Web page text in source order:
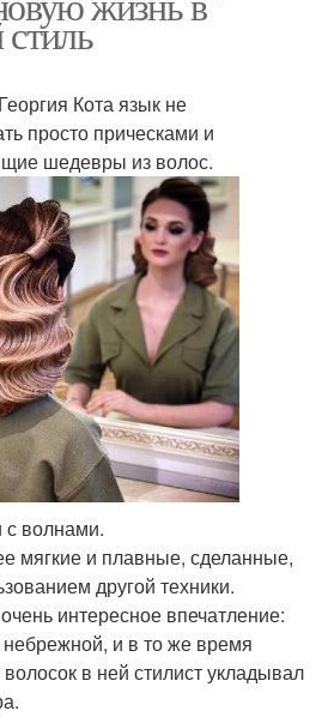
Кота язык не
просто прическами и
шедевры из волос.
с волнами.
мягкие и плавные, сделанные,
другой техники.
интересное впечатление:
и в то же время
в ней стилист укладывал